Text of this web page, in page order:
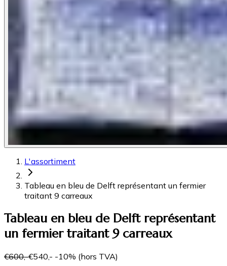
L'assortiment
Tableau en bleu de Delft représentant un fermier
traitant 9 carreaux
Tableau en bleu de Delft représentant
un fermier traitant 9 carreaux
€600,-€540,- -10% (hors TVA)